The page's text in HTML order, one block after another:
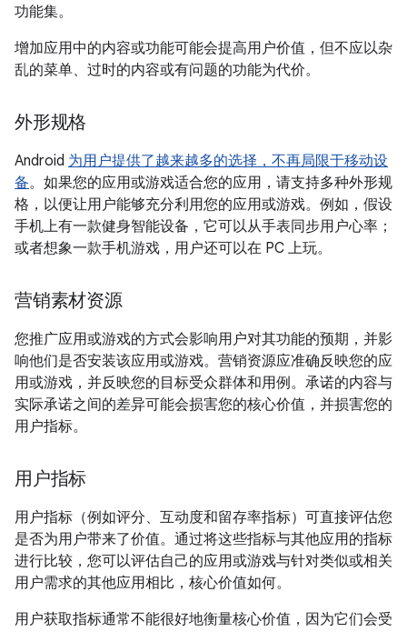
功能集。
增加应用中的内容或功能可能会提高用户价值，但不应以杂
乱的菜单、过时的内容或有问题的功能为代价。
外形规格
Android 为用户提供了越来越多的选择，不再局限于移动设
备。如果您的应用或游戏适合您的应用，请支持多种外形规
格，以便让用户能够充分利用您的应用或游戏。例如，假设
手机上有一款健身智能设备，它可以从手表同步用户心率；
或者想象一款手机游戏，用户还可以在 PC 上玩。
营销素材资源
您推广应用或游戏的方式会影响用户对其功能的预期，并影
响他们是否安装该应用或游戏。营销资源应准确反映您的应
用或游戏，并反映您的目标受众群体和用例。承诺的内容与
实际承诺之间的差异可能会损害您的核心价值，并损害您的
用户指标。
用户指标
用户指标（例如评分、互动度和留存率指标）可直接评估您
是否为用户带来了价值。通过将这些指标与其他应用的指标
进行比较，您可以评估自己的应用或游戏与针对类似或相关
用户需求的其他应用相比，核心价值如何。
用户获取指标通常不能很好地衡量核心价值，因为它们会受